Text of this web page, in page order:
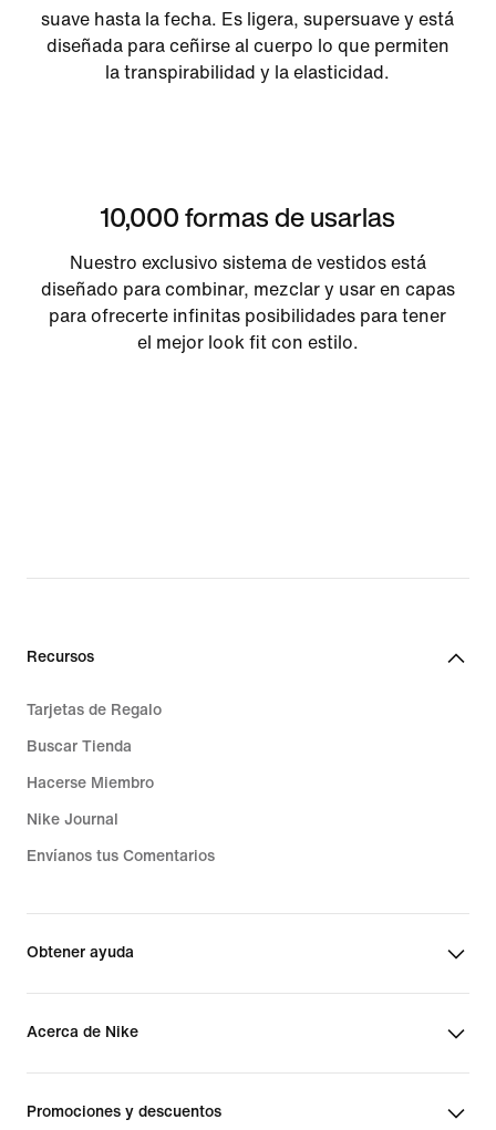
suave hasta la fecha. Es ligera, supersuave y está
diseñada para ceñirse al cuerpo lo que permiten
la transpirabilidad y la elasticidad.
10,000 formas de usarlas
Nuestro exclusivo sistema de vestidos está
diseñado para combinar, mezclar y usar en capas
para ofrecerte infinitas posibilidades para tener
el mejor look fit con estilo.
Recursos
Tarjetas de Regalo
Buscar Tienda
Hacerse Miembro
Nike Journal
Envíanos tus Comentarios
Obtener ayuda
Acerca de Nike
Promociones y descuentos